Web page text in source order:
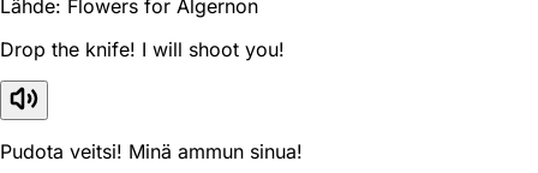
Lähde: Flowers for Algernon
Drop the knife! I will shoot you!
Pudota veitsi! Minä ammun sinua!